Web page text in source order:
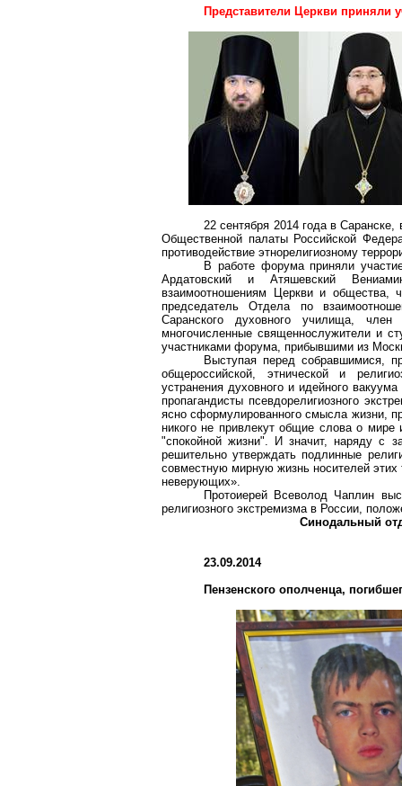
Представители Церкви приняли
22 сентября 2014 года в
Общественной палаты Российской
противодействие этнорелигиозному
В работе форума приняли
Ардатовский и Атяшевский
взаимоотношениям Церкви и общества,
председатель Отдела по
Саранского духовного училища,
многочисленные священнослужители и
участниками форума, прибывшими из
Выступая перед собравшимися,
общероссийской, этнической и
устранения духовного и идейного
пропагандисты псевдорелигиозного
ясно сформулированного смысла жизни,
никого не привлекут общие слова о мире
"спокойной жизни". И значит, наряду с
решительно утверждать подлинные
совместную мирную жизнь носителей
неверующих».
Протоиерей Всеволод Чаплин
религиозного экстремизма в России,
Синодальный
23.09.2014
Пензенского ополченца,